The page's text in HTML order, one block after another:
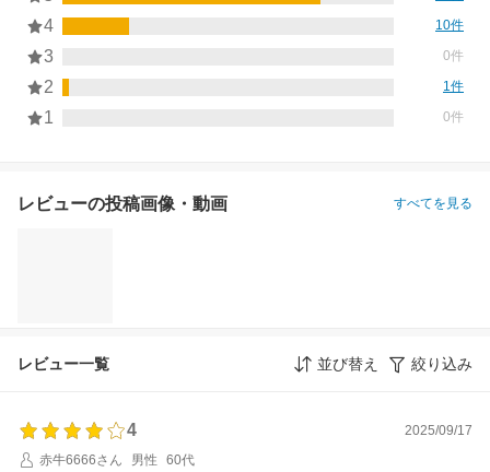
4 10件
3 0件
2 1件
1 0件
レビューの投稿画像・動画 すべてを見る
レビュー一覧 並び替え 絞り込み
4
2025/09/17
赤牛6666さん
男性
60代